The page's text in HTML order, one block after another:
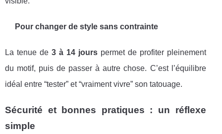
Pour changer de style sans contrainte
La tenue de 3 à 14 jourspermet de profiter pleinement
du motif, puis de passer à autre chose. C’est l’équilibre
idéal entre “tester” et “vraiment vivre” son tatouage.
Sécurité et bonnes pratiques : un réflexe
simple